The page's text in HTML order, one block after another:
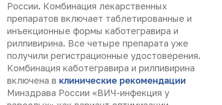
России. Комбинация лекарственных
препаратов включает таблетированные и
инъекционные формы каботегравира и
рилпивирина. Все четыре препарата уже
получили регистрационные удостоверения.
Комбинация каботегравира и рилпивирина
включена в клинические рекомендации
Минздрава России «ВИЧ-инфекция у